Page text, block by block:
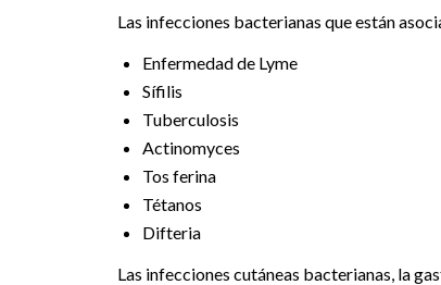
Las infecciones bacterianas que están
Enfermedad de Lyme
Sífilis
Tuberculosis
Actinomyces
Tos ferina
Tétanos
Difteria
Las infecciones cutáneas bacterianas, la